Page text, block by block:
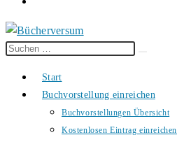
Diese
durchsuchen
Start
Buchvorstellung einreichen
Buchvorstellungen Übersicht
Kostenlosen Eintrag einreichen